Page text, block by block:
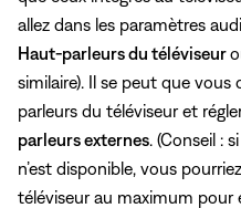
allez dans les paramètres
Haut-parleurs du téléviseur
similaire). Il se peut que
parleurs du téléviseur et
parleurs externes . (Conseil :
n’est disponible, vous
téléviseur au maximum